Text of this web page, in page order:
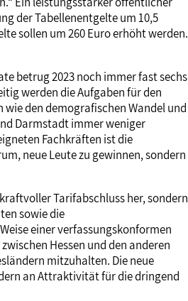
der Tabellenentgelte um 10,5
sollen um 260 Euro erhöht werden.
betrug 2023 noch immer fast sechs
werden die Aufgaben für den
den demografischen Wandel und
Darmstadt immer weniger
Fachkräften ist die
neue Leute zu gewinnen, sondern
Tarifabschluss her, sondern
sowie die
einer verfassungskonformen
Hessen und den anderen
mitzuhalten. Die neue
an Attraktivität für die dringend